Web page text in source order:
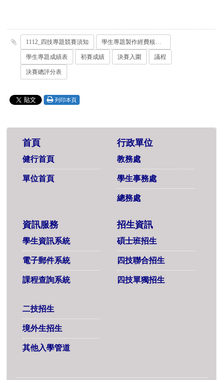
1112_四技專題競賽須知 學生專題製作經費核銷注意事項
學生專題成績表 初賽成績 決賽入圍 議程
決賽總評分表
列印本頁
首頁
健行首頁
單位首頁
行政單位
教務處
學生事務處
總務處
資訊服務
學生資訊系統
電子郵件系統
課程查詢系統
招生資訊
碩士班招生
四技聯合招生
四技單獨招生
二技招生
境外生招生
其他入學管道